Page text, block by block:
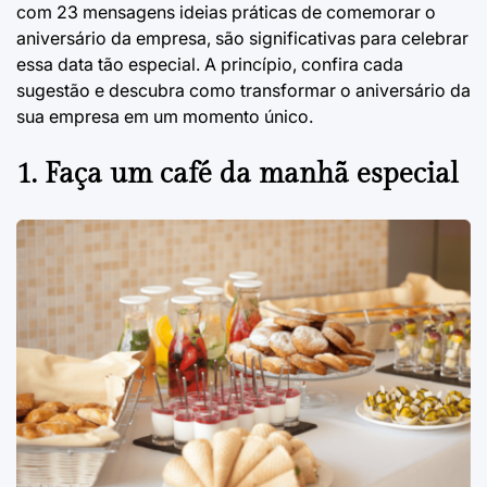
com 23 mensagens ideias práticas de comemorar o
aniversário da empresa, são significativas para celebrar
essa data tão especial. A princípio, confira cada
sugestão e descubra como transformar o aniversário da
sua empresa em um momento único.
1. Faça um café da manhã especial